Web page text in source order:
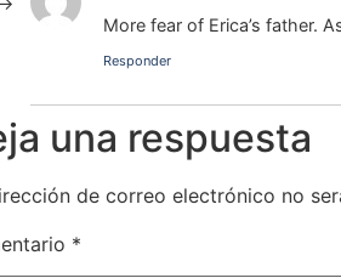
More fear of Erica’s father.
Responder
una respuesta
de correo electrónico no
*